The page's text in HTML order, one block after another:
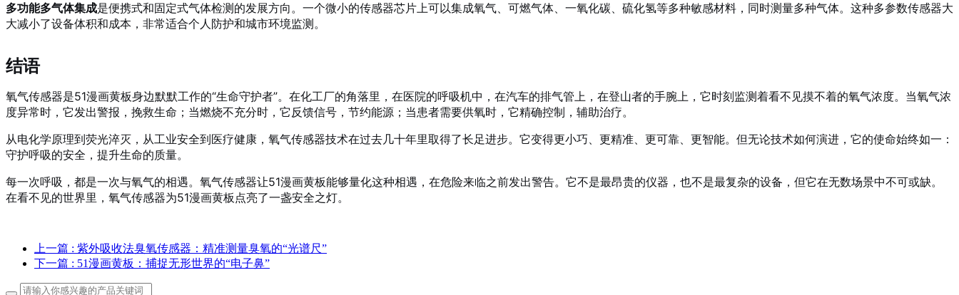
多功能多气体集成是便携式和固定式气体检测的发展方向。一个微小的传感器芯片上可以集成氧气、可燃气体、一氧化碳、硫化氢等多种敏感材料，同时测量多种气体。这种多参数传感器大
大减小了设备体积和成本，非常适合个人防护和城市环境监测。
结语
氧气传感器是51漫画黄板身边默默工作的“生命守护者”。在化工厂的角落里，在医院的呼吸机中，在汽车的排气管上，在登山者的手腕上，它时刻监测着看不见摸不着的氧气浓度。当氧气浓
度异常时，它发出警报，挽救生命；当燃烧不充分时，它反馈信号，节约能源；当患者需要供氧时，它精确控制，辅助治疗。
从电化学原理到荧光淬灭，从工业安全到医疗健康，氧气传感器技术在过去几十年里取得了长足进步。它变得更小巧、更精准、更可靠、更智能。但无论技术如何演进，它的使命始终如一：
守护呼吸的安全，提升生命的质量。
每一次呼吸，都是一次与氧气的相遇。氧气传感器让51漫画黄板能够量化这种相遇，在危险来临之前发出警告。它不是最昂贵的仪器，也不是最复杂的设备，但它在无数场景中不可或缺。
在看不见的世界里，氧气传感器为51漫画黄板点亮了一盏安全之灯。
上一篇 : 紫外吸收法臭氧传感器：精准测量臭氧的“光谱尺”
下一篇 : 51漫画黄板：捕捉无形世界的“电子鼻”